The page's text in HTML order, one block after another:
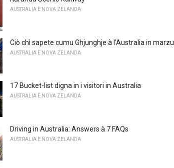
AUSTRALIA È NOVA ZELANDA
Ciò chì sapete cumu Ghjunghje à l'Australia in marzu
AUSTRALIA È NOVA ZELANDA
17 Bucket-list digna in i visitori in Australia
AUSTRALIA È NOVA ZELANDA
Driving in Australia: Answers à 7 FAQs
AUSTRALIA È NOVA ZELANDA